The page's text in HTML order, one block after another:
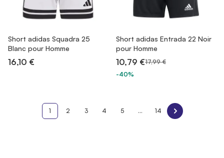
Short adidas Squadra 25
Blanc pour Homme
16,10 €
Short adidas Entrada 22 Noir
pour Homme
10,79 €17,99 €
-40%
1 2 3 4 5 ... 14